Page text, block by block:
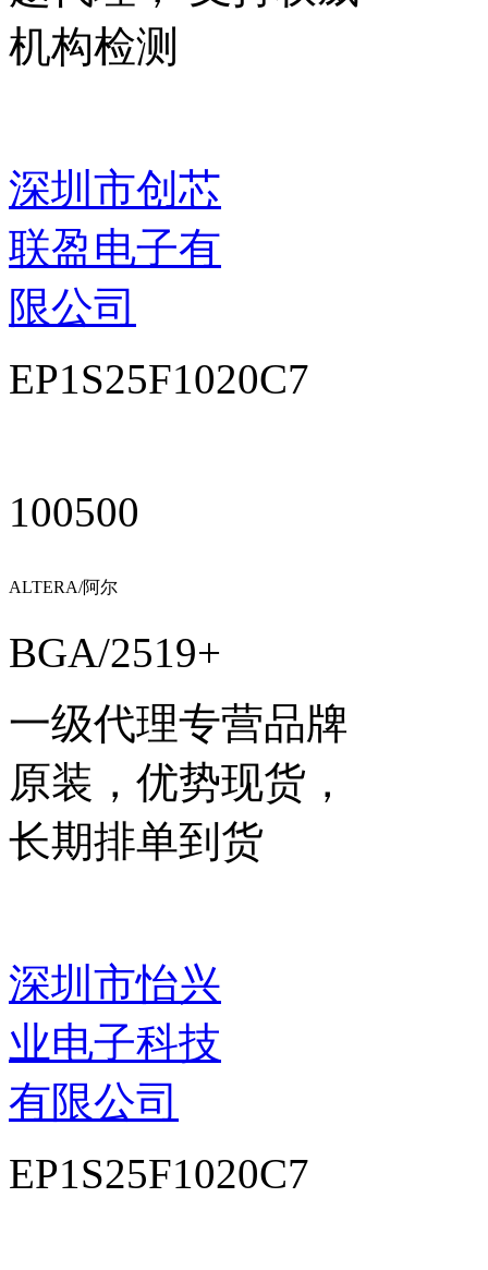
机构检测
深圳市创芯
联盈电子有
限公司
EP1S25F1020C7
100500
ALTERA/阿尔
BGA/2519+
一级代理专营品牌
原装，优势现货，
长期排单到货
深圳市怡兴
业电子科技
有限公司
EP1S25F1020C7